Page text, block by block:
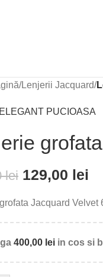
/Lenjerii Jacquard/
PUCIOASA
lei 129,00 lei
Jacquard Velvet
400,00 lei in cos si